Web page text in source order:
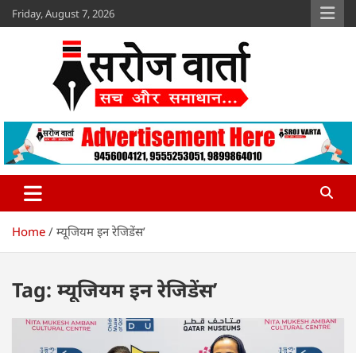
Skip
to
Friday, August 7, 2026
Sroj Varta
www.srojvarta.in
Home म्यूजियम इन रेजिडेंस’
Tag: म्यूजियम इन रेजिडेंस’